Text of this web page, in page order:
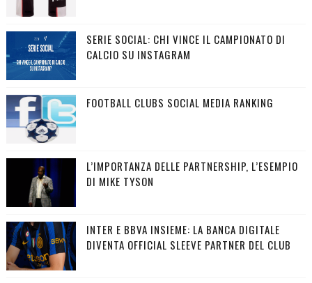
SERIE SOCIAL: CHI VINCE IL CAMPIONATO DI
CALCIO SU INSTAGRAM
FOOTBALL CLUBS SOCIAL MEDIA RANKING
L’IMPORTANZA DELLE PARTNERSHIP, L’ESEMPIO
DI MIKE TYSON
INTER E BBVA INSIEME: LA BANCA DIGITALE
DIVENTA OFFICIAL SLEEVE PARTNER DEL CLUB